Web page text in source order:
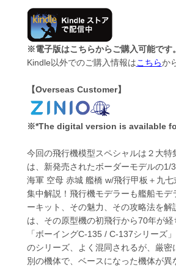
※電子版はこちらからご購入可能です。
Kindle以外でのご購入情報はこちらか
【Overseas Customer】
※*The digital version is available
今回の飛行機模型スペシャルは２大特
は、新発売されたボーダーモデルの1/
海軍 空母 赤城 艦橋 w/飛行甲板＋九
集中解説！飛行機モデラーも艦船モデ
ーキット、その魅力、その攻略法を解
は、その原型機の初飛行から70年が
「ボーイングC-135 / C-137シリーズ
のシリーズ、よく混同されるが、厳密
別の機体で、ベースになった機体が異